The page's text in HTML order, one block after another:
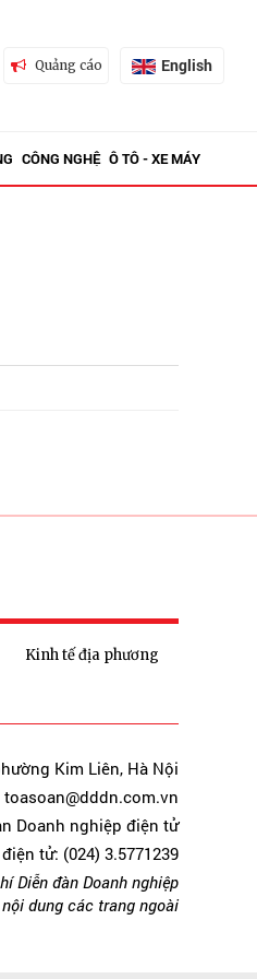
Quảng cáo English
CÔNG NGHỆ Ô TÔ - XE MÁY
Kinh tế địa phương
Kim Liên, Hà Nội
Doanh nghiệp điện tử
tử: (024) 3.5771239
Diễn đàn Doanh nghiệp
dung các trang ngoài